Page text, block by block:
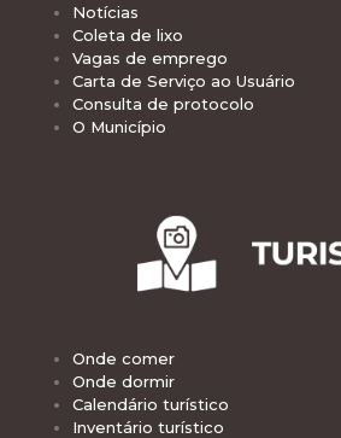
Notícias
Coleta de lixo
Vagas de emprego
Carta de Serviço ao Usuário
Consulta de protocolo
O Município
Onde comer
Onde dormir
Calendário turístico
Inventário turístico